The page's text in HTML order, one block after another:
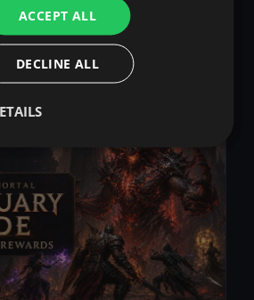
langfristigen
da sie einzigartige
Rating, Resonanz und auf
zusätzlich Magic Find biete...
Weiterlesen
ACCEPT ALL
DECLINE ALL